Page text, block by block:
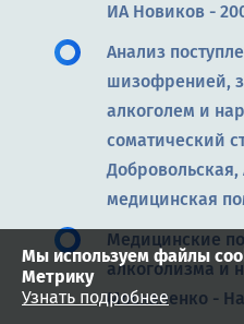
ИА Новиков -
Анализ
шизофренией,
алкоголем и
соматический
медицинская
Медицинские
алкоголизма и
Москаленко -
Мы используем файлы
Метрику
Узнать подробнее